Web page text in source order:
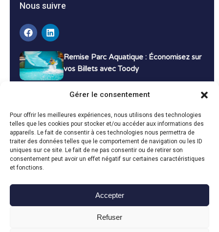
Gérer le consentement
Pour offrir les meilleures expériences, nous utilisons des technologies
telles que les cookies pour stocker et/ou accéder aux informations des
appareils. Le fait de consentir à ces technologies nous permettra de
traiter des données telles que le comportement de navigation ou les ID
uniques sur ce site. Le fait de ne pas consentir ou de retirer son
consentement peut avoir un effet négatif sur certaines caractéristiques
et fonctions.
Accepter
Refuser
Nous suivre
Remise Parc Aquatique : Économisez sur
vos Billets avec Toody
Bons Plans Voyage : Économisez sur vos
Vacances avec Toody
13 décembre 2024 Bon plans
Toody © 2024